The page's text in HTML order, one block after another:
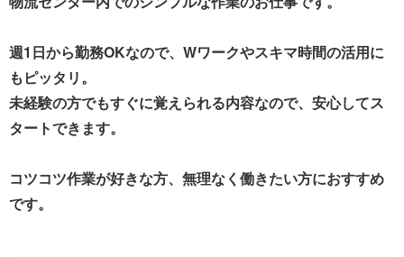
週1日から勤務OKなので、Wワークやスキマ時間の活用に
もピッタリ。
未経験の方でもすぐに覚えられる内容なので、安心してス
タートできます。
コツコツ作業が好きな方、無理なく働きたい方におすすめ
です。